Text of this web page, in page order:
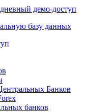
демо-доступ
базу данных
Банков
банков